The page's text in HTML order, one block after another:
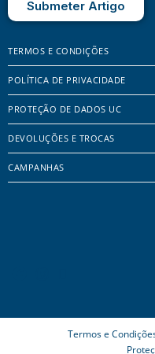
Submeter Artigo
TERMOS E CONDIÇÕES
POLÍTICA DE PRIVACIDADE
PROTEÇÃO DE DADOS UC
DEVOLUÇÕES E TROCAS
CAMPANHAS
Termos e